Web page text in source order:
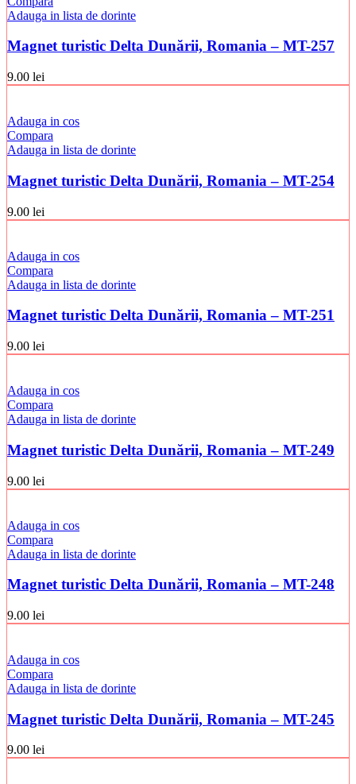
Adauga in lista de dorinte
Magnet turistic Delta Dunării, Romania – MT-257
9.00 lei
Adauga in cos
Compara
Adauga in lista de dorinte
Magnet turistic Delta Dunării, Romania – MT-254
9.00 lei
Adauga in cos
Compara
Adauga in lista de dorinte
Magnet turistic Delta Dunării, Romania – MT-251
9.00 lei
Adauga in cos
Compara
Adauga in lista de dorinte
Magnet turistic Delta Dunării, Romania – MT-249
9.00 lei
Adauga in cos
Compara
Adauga in lista de dorinte
Magnet turistic Delta Dunării, Romania – MT-248
9.00 lei
Adauga in cos
Compara
Adauga in lista de dorinte
Magnet turistic Delta Dunării, Romania – MT-245
9.00 lei